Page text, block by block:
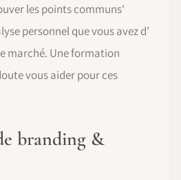
les points communs'
personnel que vous avez d’
marché. Une formation
vous aider pour ces
branding &